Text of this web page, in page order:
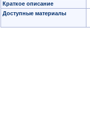
Краткое описание
Доступные материалы